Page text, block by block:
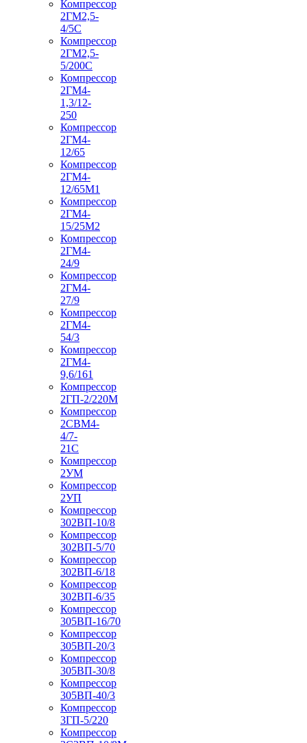
Компрессор
2ГМ2,5-
4/5С
Компрессор
2ГМ2,5-
5/200С
Компрессор
2ГМ4-
1,3/12-
250
Компрессор
2ГМ4-
12/65
Компрессор
2ГМ4-
12/65М1
Компрессор
2ГМ4-
15/25М2
Компрессор
2ГМ4-
24/9
Компрессор
2ГМ4-
27/9
Компрессор
2ГМ4-
54/3
Компрессор
2ГМ4-
9,6/161
Компрессор
2ГП-2/220М
Компрессор
2СВМ4-
4/7-
21С
Компрессор
2УМ
Компрессор
2УП
Компрессор
302ВП-10/8
Компрессор
302ВП-5/70
Компрессор
302ВП-6/18
Компрессор
302ВП-6/35
Компрессор
305ВП-16/70
Компрессор
305ВП-20/3
Компрессор
305ВП-30/8
Компрессор
305ВП-40/3
Компрессор
3ГП-5/220
Компрессор